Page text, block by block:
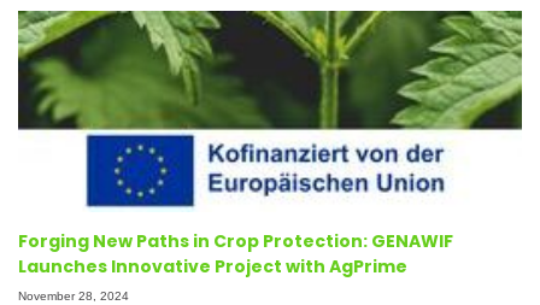
Forging New Paths in Crop Protection: GENAWIF
Launches Innovative Project with AgPrime
November 28, 2024